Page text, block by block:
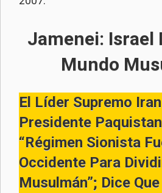
Jamenei: Israel
Mundo
El Líder Supremo
Presidente
“régimen Sionista
Occidente Para
Musulmán”; Dice